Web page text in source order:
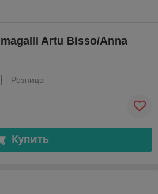
Artu Bisso/Anna
Розница
Купить